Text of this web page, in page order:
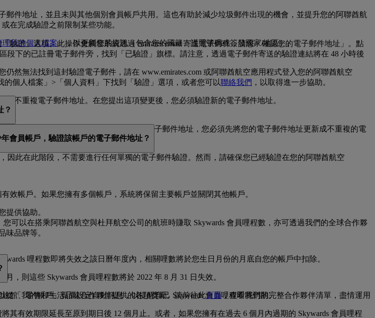
理我的個人檔案」，以更新您的資訊（包含您的國籍、護照號碼或簽發國家/地區）。
郵件地址，並且未與其他個別會員帳戶共用。這也有助於減少垃圾郵件出現的機會，並提升您的阿聯酋航
在完成驗證之前限制某些功能。
驗證」選項。此操作會觸發系統透過 emirates.email 寄送電子郵件，請您「確認您的電子郵件地址」。點
段下的已註冊電子郵件旁，找到「已驗證」旗標。請注意，透過電子郵件寄送的驗證連結將在 48 小時後
然無法找到這封驗證電子郵件，請在 www.emirates.com 或阿聯酋航空應用程式登入您的阿聯酋航空
的個人檔案」>「個人資料」下找到「驗證」選項，或者您可以聯絡我們 ，以取得進一步協助。
不重複電子郵件地址。在您提出這項變更後，您必須驗證新的電子郵件地址。
？
其他阿聯酋航空 Skywards 會員共用您的電子郵件地址，您必須先將您的電子郵件地址更新成不重複的電
會員帳戶，驗證該帳戶的電子郵件地址？
因此在此階段，不需要進行任何單獨的電子郵件驗證。然而，請確保您已經驗證在您的阿聯酋航空
效帳戶。如果您擁有多個帳戶，系統將保留主要帳戶並關閉其他帳戶。
提供協助。
您可以在搭乘阿聯酋航空與杜拜航空公司的航班時賺取 Skywards 會員哩程數，亦可透過我們的全球合作夥
味品牌等。
哩程數即將失效之該日曆年度內，相關哩數將於您生日月份的月底自您的帳戶中扣除。
，則這些 Skywards 會員哩程數將於 2022 年 8 月 31 日失效。
從「我的帳戶」頁面設定自動訊息，以提醒自己 Skywards 會員哩程即將到期。
其有效期限延長至原到期日後 12 個月止。或者，如果您擁有在過去 6 個月內過期的 Skywards 會員哩程
館、零售和生活品味合作夥伴提供的各項獎勵。請前往此頁面，查看我們的完整合作夥伴清單，盡情運用